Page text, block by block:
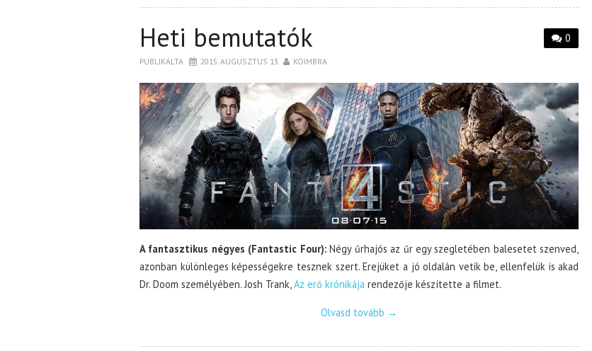
0
Heti bemutatók
PUBLIKÁLTA 2015. AUGUSZTUS 13. KOIMBRA
A fantasztikus négyes (Fantastic Four):Négy űrhajós az űr egy szegletében balesetet szenved,
azonban különleges képességekre tesznek szert. Erejüket a jó oldalán vetik be, ellenfelük is akad
Dr. Doom személyében. Josh Trank, Az erő krónikája rendezője készítette a filmet.
Olvasd tovább →